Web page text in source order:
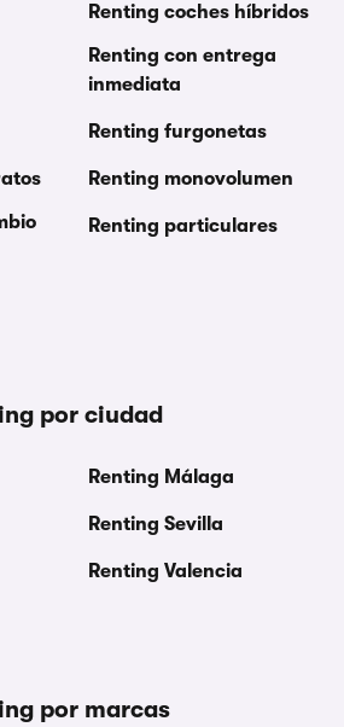
Renting coches híbridos
Renting con entrega
inmediata
Renting furgonetas
Renting monovolumen
Renting particulares
por ciudad
Renting Málaga
Renting Sevilla
Renting Valencia
por marcas